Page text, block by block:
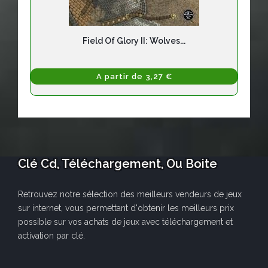
Field Of Glory II: Wolves...
A partir de 3,27 €
Clé Cd, Téléchargement, Ou Boite
Retrouvez notre sélection des meilleurs vendeurs de jeux
sur internet, vous permettant d'obtenir les meilleurs prix
possible sur vos achats de jeux avec téléchargement et
activation par clé.